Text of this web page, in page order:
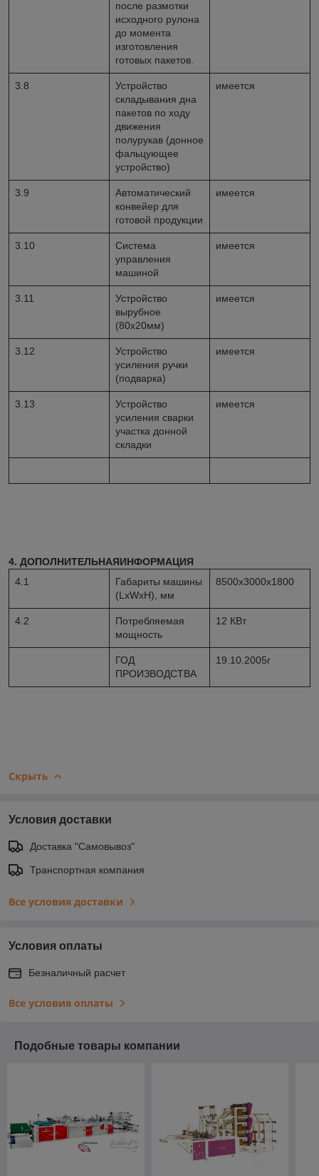
после размотки
исходного рулона
до момента
изготовления
готовых пакетов.
3.8
Устройство
складывания дна
пакетов по ходу
движения
полурукав (донное
фальцующее
устройство)
имеется
3.9
Автоматический
конвейер для
готовой продукции
имеется
3.10
Система
управления
машиной
имеется
3.11
Устройство
вырубное
(80x20мм)
имеется
3.12
Устройство
усиления ручки
(подварка)
имеется
3.13
Устройство
усиления сварки
участка донной
складки
имеется
4. ДОПОЛНИТЕЛЬНАЯИНФОРМАЦИЯ
4.1
Габариты машины
(LxWxH), мм
8500х3000х1800
4.2
Потребляемая
мощность
12 КВт
ГОД
ПРОИЗВОДСТВА
19.10.2005г
Скрыть
Условия доставки
Доставка "Самовывоз"
Транспортная компания
Все условия доставки
Условия оплаты
Безналичный расчет
Все условия оплаты
Подобные товары компании